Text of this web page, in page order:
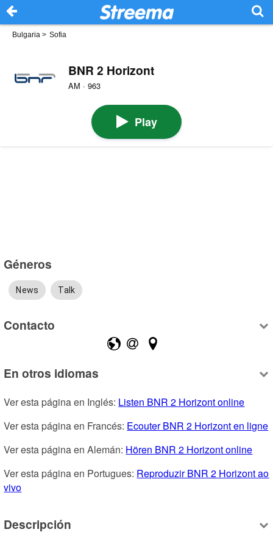
Bulgaria > Sofia
BNR 2 Horizont
AM · 963
Play
Géneros
News Talk
Contacto
En otros idiomas
Ver esta página en Inglés: Listen BNR 2 Horizont online
Ver esta página en Francés: Ecouter BNR 2 Horizont en ligne
Ver esta página en Alemán: Hören BNR 2 Horizont online
Ver esta página en Portugues: Reproduzir BNR 2 Horizont ao
vivo
Descripción